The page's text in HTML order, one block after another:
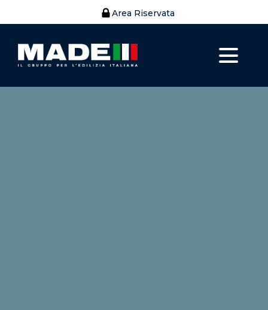
Area Riservata